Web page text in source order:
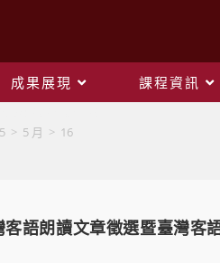
成果展現 課程資訊
> 5 月 > 16
語朗讀文章徵選暨臺灣客